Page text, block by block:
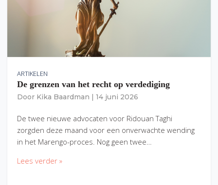
ARTIKELEN
De grenzen van het recht op verdediging
Door Kika Baardman 14 juni 2026
De twee nieuwe advocaten voor Ridouan Taghi
zorgden deze maand voor een onverwachte wending
in het Marengo-proces. Nog geen twee…
Lees verder »